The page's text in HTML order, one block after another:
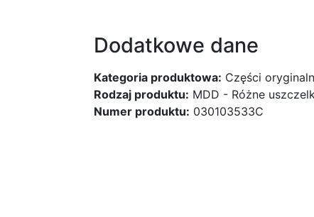
Dodatkowe dane
Kategoria produktowa: Części
Rodzaj produktu: MDD - Różne
Numer produktu: 030103533C